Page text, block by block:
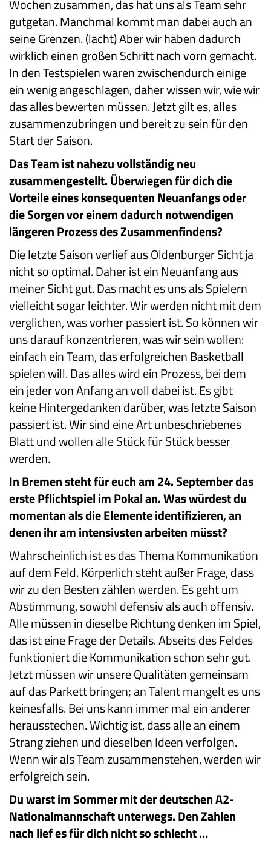
Wochen zusammen, das hat uns als Team sehr
gutgetan. Manchmal kommt man dabei auch an
seine Grenzen. (lacht) Aber wir haben dadurch
wirklich einen großen Schritt nach vorn gemacht.
In den Testspielen waren zwischendurch einige
ein wenig angeschlagen, daher wissen wir, wie wir
das alles bewerten müssen. Jetzt gilt es, alles
zusammenzubringen und bereit zu sein für den
Start der Saison.
Das Team ist nahezu vollständig neu
zusammengestellt. Überwiegen für dich die
Vorteile eines konsequenten Neuanfangs oder
die Sorgen vor einem dadurch notwendigen
längeren Prozess des Zusammenfindens?
Die letzte Saison verlief aus Oldenburger Sicht ja
nicht so optimal. Daher ist ein Neuanfang aus
meiner Sicht gut. Das macht es uns als Spielern
vielleicht sogar leichter. Wir werden nicht mit dem
verglichen, was vorher passiert ist. So können wir
uns darauf konzentrieren, was wir sein wollen:
einfach ein Team, das erfolgreichen Basketball
spielen will. Das alles wird ein Prozess, bei dem
ein jeder von Anfang an voll dabei ist. Es gibt
keine Hintergedanken darüber, was letzte Saison
passiert ist. Wir sind eine Art unbeschriebenes
Blatt und wollen alle Stück für Stück besser
werden.
In Bremen steht für euch am 24. September das
erste Pflichtspiel im Pokal an. Was würdest du
momentan als die Elemente identifizieren, an
denen ihr am intensivsten arbeiten müsst?
Wahrscheinlich ist es das Thema Kommunikation
auf dem Feld. Körperlich steht außer Frage, dass
wir zu den Besten zählen werden. Es geht um
Abstimmung, sowohl defensiv als auch offensiv.
Alle müssen in dieselbe Richtung denken im Spiel,
das ist eine Frage der Details. Abseits des Feldes
funktioniert die Kommunikation schon sehr gut.
Jetzt müssen wir unsere Qualitäten gemeinsam
auf das Parkett bringen; an Talent mangelt es uns
keinesfalls. Bei uns kann immer mal ein anderer
herausstechen. Wichtig ist, dass alle an einem
Strang ziehen und dieselben Ideen verfolgen.
Wenn wir als Team zusammenstehen, werden wir
erfolgreich sein.
Du warst im Sommer mit der deutschen A2-
Nationalmannschaft unterwegs. Den Zahlen
nach lief es für dich nicht so schlecht …